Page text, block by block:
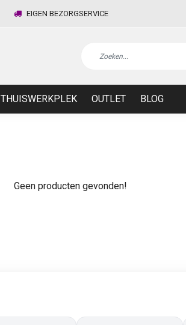
EIGEN BEZORGSERVICE
THUISWERKPLEK OUTLET BLOG
Geen producten gevonden!